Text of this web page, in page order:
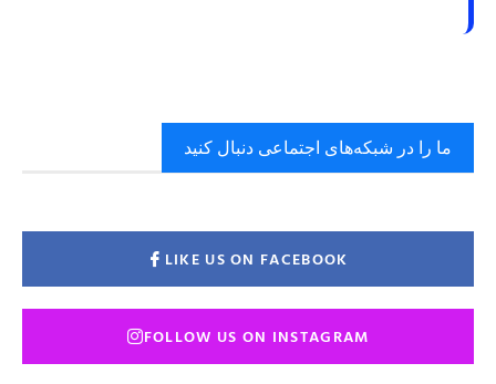
ما را در شبکه‌های اجتماعی دنبال کنید
LIKE US ON FACEBOOK
FOLLOW US ON INSTAGRAM